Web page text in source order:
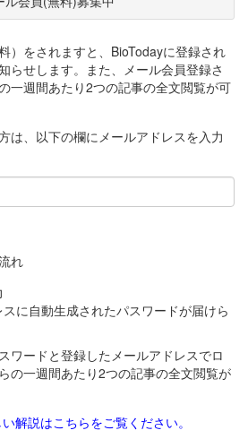
）をされますと、BioTodayに登録され
らせします。また、メール会員登録さ
一週間あたり2つの記事の全文閲覧が可
は、以下の欄にメールアドレスを入力
れ
に自動生成されたパスワードが届けら
ワードと登録したメールアドレスでロ
の一週間あたり2つの記事の全文閲覧が
解説はこちらをご覧ください。